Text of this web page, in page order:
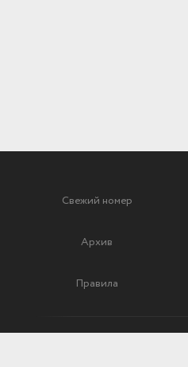
Свежий номер
Архив
Правила